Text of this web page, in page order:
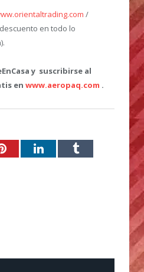
/
en todo lo
y suscribirse al
en www.aeropaq.com .
PinterestLinkedInTumblr